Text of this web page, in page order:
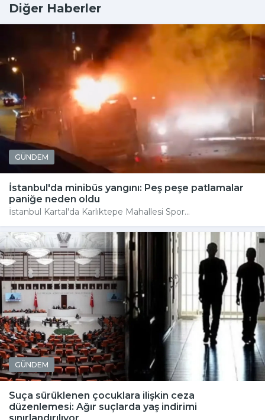
Diğer Haberler
GÜNDEM
İstanbul'da minibüs yangını: Peş peşe patlamalar
paniğe neden oldu
İstanbul Kartal'da Karlıktepe Mahallesi Spor...
GÜNDEM
Suça sürüklenen çocuklara ilişkin ceza
düzenlemesi: Ağır suçlarda yaş indirimi
sınırlandırılıyor